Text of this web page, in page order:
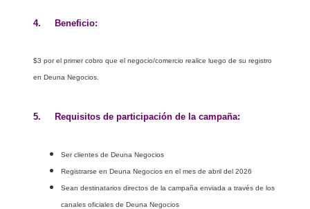
4. Beneficio:
$3 por el primer cobro que el negocio/comercio realice luego de su registro
en Deuna Negocios.
5. Requisitos de participación de la campaña:
Ser clientes de Deuna Negocios
Registrarse en Deuna Negocios en el mes de abril del 2026
Sean destinatarios directos de la campaña enviada a través de los
canales oficiales de Deuna Negocios